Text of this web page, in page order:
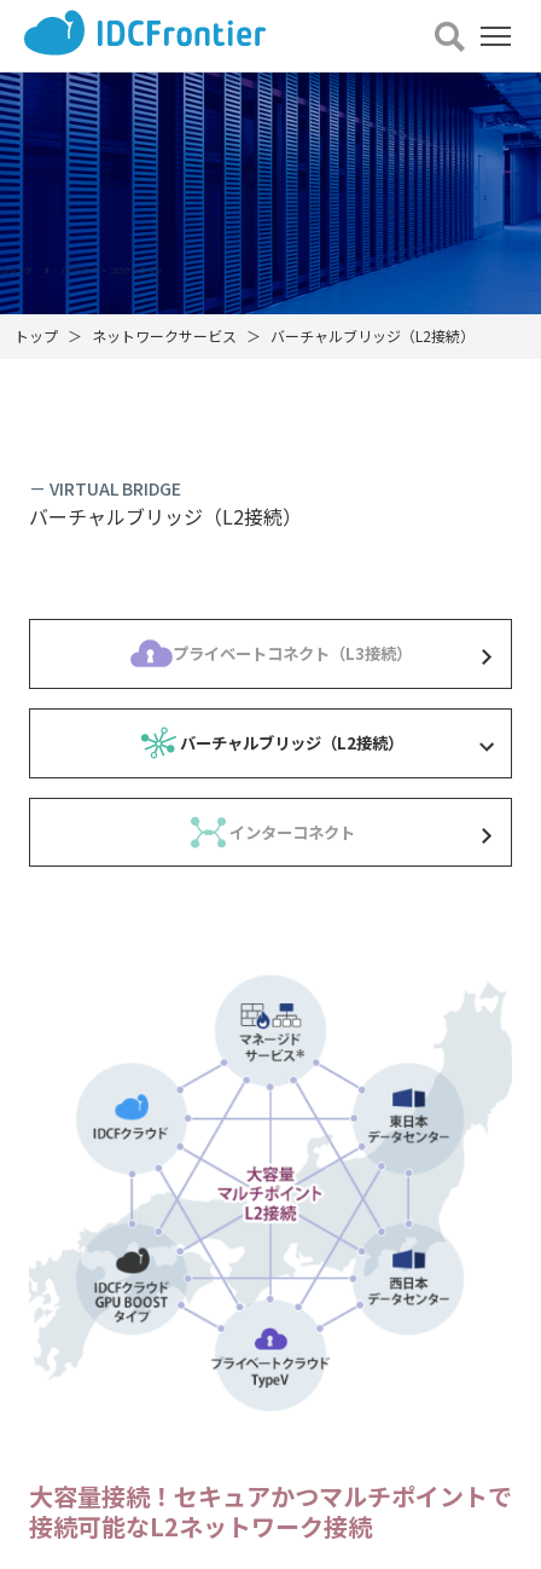
メ
ニュー
を
開
く
トップ ネットワークサービス バーチャルブリッジ（L2接続）
－ VIRTUAL BRIDGE
バーチャルブリッジ（L2接続）
プライベートコネクト（L3接続）
バーチャルブリッジ（L2接続）
インターコネクト
大容量接続！セキュアかつマルチポイントで
接続可能なL2ネットワーク接続